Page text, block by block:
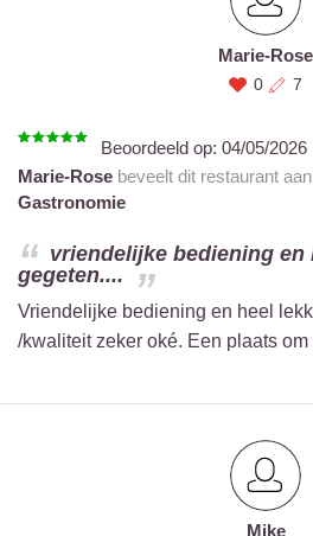
Marie-Rose
0 7
Beoordeeld op: 04/05/2026
Marie-Rose beveelt dit restaurant
Gastronomie
vriendelijke bediening en
gegeten....
Vriendelijke bediening en heel
/kwaliteit zeker oké. Een plaats
Mike